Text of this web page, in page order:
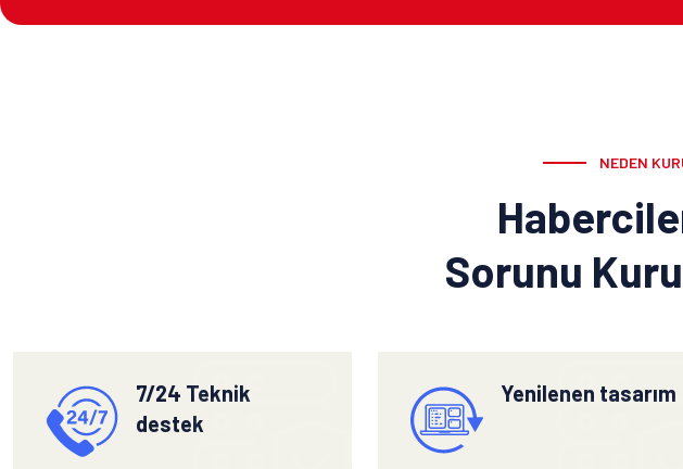
NEDEN
Sorunu
7/24 Teknik
destek
Yenilenen tasarım